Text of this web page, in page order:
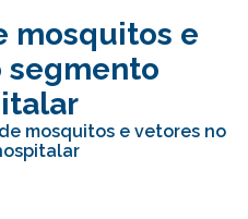
mosquitos e
segmento
mosquitos e vetores no